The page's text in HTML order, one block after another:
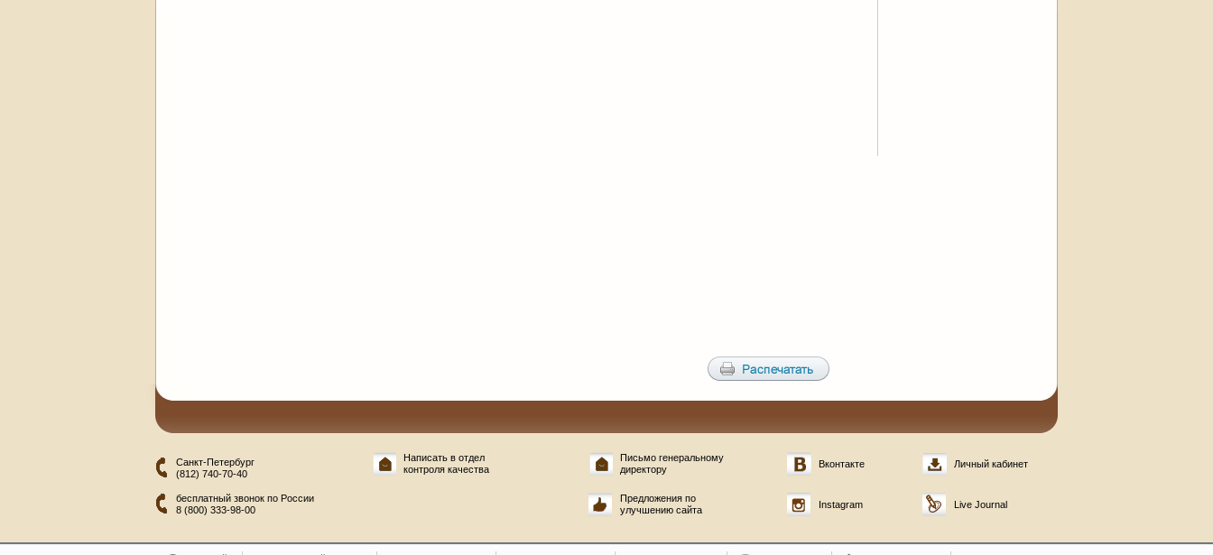
Санкт-Петербург
(812) 740-70-40
бесплатный звонок по России
8 (800) 333-98-00
Написать в отдел
контроля качества
Письмо генеральному
директору
Предложения по
улучшению сайта
Вконтакте
Instagram
Личный кабинет
Live Journal